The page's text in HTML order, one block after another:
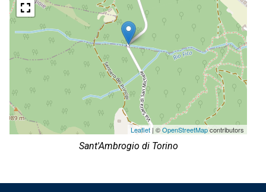
Leaflet | ©OpenStreetMapcontributors
Sant'Ambrogio di Torino